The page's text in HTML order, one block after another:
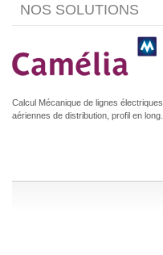
NOS SOLUTIONS
Calcul Mécanique de lignes électriques
aériennes de distribution, profil en long.